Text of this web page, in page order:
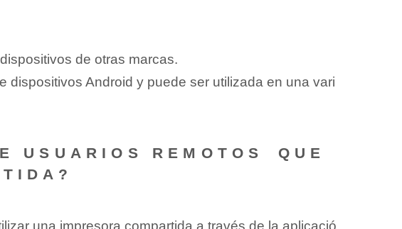
de otras marcas.
‍Android y puede ser utilizada en una vari
REMOTOS⁤ QUE
‍una⁣ impresora compartida a través ‌de la aplicació